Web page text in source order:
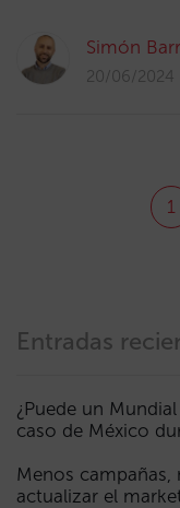
Simón
20/06/2024
1
Entradas
¿Puede un
caso de México
Menos campañas,
actualizar el